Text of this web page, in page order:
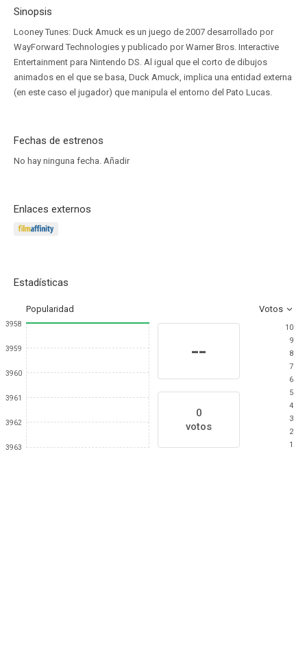
Sinopsis
Looney Tunes: Duck Amuck es un juego de 2007 desarrollado por
WayForward Technologies y publicado por Warner Bros. Interactive
Entertainment para Nintendo DS. Al igual que el corto de dibujos
animados en el que se basa, Duck Amuck, implica una entidad externa
(en este caso el jugador) que manipula el entorno del Pato Lucas.
Fechas de estrenos
No hay ninguna fecha. Añadir
Enlaces externos
Estadísticas
Popularidad Votos
3958
3959
3960
3961
3962
3963
--
0
votos
10
9
8
7
6
5
4
3
2
1